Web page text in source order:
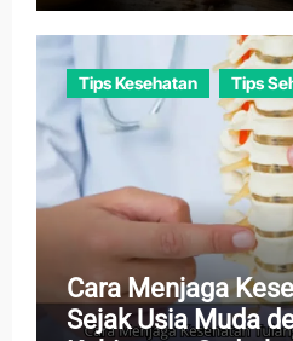
Tips Kesehatan Tips
Cara Menjaga
Sejak Usia Muda